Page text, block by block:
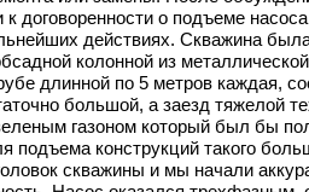
о подъеме
действиях. Скважина
колонной из
длинной по 5 метров каждая,
большой, а заезд тяжелой
газоном который был бы
конструкций такого
скважины и мы начали